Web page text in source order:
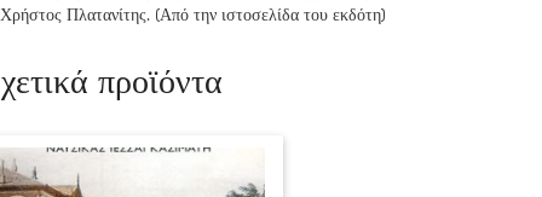
Χρήστος Πλατανίτης. (Από την ιστοσελίδα του εκδότη)
προϊόντα